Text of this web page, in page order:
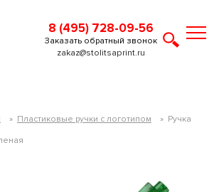
8 (495) 728-09-56
zakaz@stolitsaprint.ru
Заказать обратный звонок
» Пластиковые ручки с логотипом » Ручка